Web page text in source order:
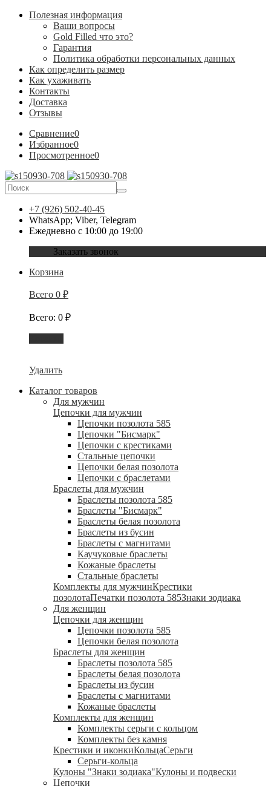
Полезная информация
Ваши вопросы
Gold Filled что это?
Гарантия
Политика обработки персональных данных
Как определить размер
Как ухаживать
Контакты
Доставка
Отзывы
Сравнение0
Избранное0
Просмотренное0
+7 (926) 502-40-45
WhatsApp; Viber, Telegram
Ежедневно с 10:00 до 19:00
Заказать звонок
Корзина
Всего 0 ₽
Всего: 0 ₽
Удалить
Каталог товаров
Для мужчин
Цепочки для мужчин
Цепочки позолота 585
Цепочки "Бисмарк"
Цепочки с крестиками
Стальные цепочки
Цепочки белая позолота
Цепочки с браслетами
Браслеты для мужчин
Браслеты позолота 585
Браслеты "Бисмарк"
Браслеты белая позолота
Браслеты из бусин
Браслеты с магнитами
Каучуковые браслеты
Кожаные браслеты
Стальные браслеты
Комплекты для мужчинКрестики
позолотаПечатки позолота 585Знаки зодиака
Для женщин
Цепочки для женщин
Цепочки позолота 585
Цепочки белая позолота
Браслеты для женщин
Браслеты позолота 585
Браслеты белая позолота
Браслеты из бусин
Браслеты с магнитами
Кожаные браслеты
Комплекты для женщин
Комплекты серьги с кольцом
Комплекты без камня
Крестики и иконкиКольцаСерьги
Серьги-кольца
Кулоны "Знаки зодиака"Кулоны и подвески
Цепочки